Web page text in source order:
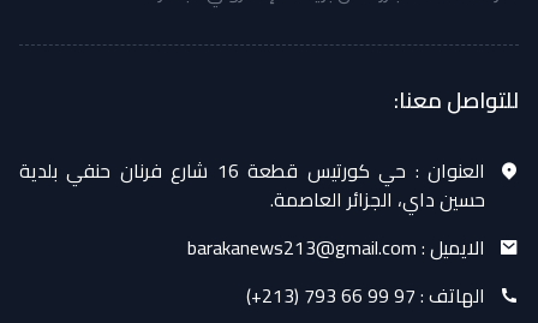
للتواصل معنا:
العنوان :
حي كورتيس قطعة 16 شارع فرنان حنفي بلدية
حسين داي، الجزائر العاصمة.
الايميل :barakanews213@gmail.com
الهاتف :(+213) 793 66 99 97